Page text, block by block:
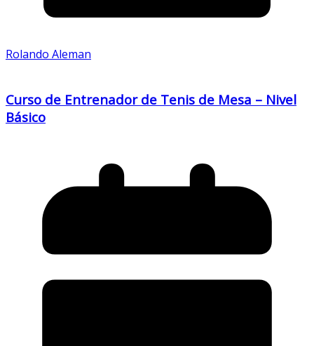
Rolando Aleman
Curso de Entrenador de Tenis de Mesa – Nivel
Básico